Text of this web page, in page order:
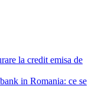
la credit emisa de
in Romania: ce se